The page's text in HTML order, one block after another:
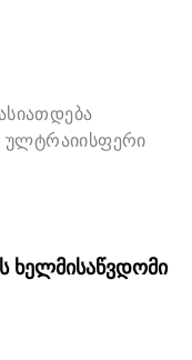
ულტრაიისფერი
ხელმისაწვდომი